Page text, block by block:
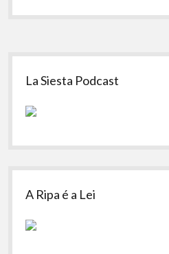
Sidebar
La Siesta Podcast
A Ripa é a Lei